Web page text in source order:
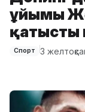
ұйымы
қатысты
Спорт 3